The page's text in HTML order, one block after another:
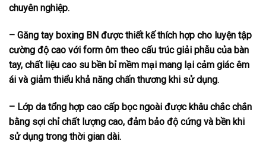
chuyên nghiệp.
– Găng tay boxing BN được thiết kế thích hợp cho luyện tập
cường độ cao với form ôm theo cấu trúc giải phẫu của bàn
tay, chất liệu cao su bền bỉ mềm mại mang lại cảm giác êm
ái và giảm thiểu khả năng chấn thương khi sử dụng.
– Lớp da tổng hợp cao cấp bọc ngoài được khâu chắc chắn
bằng sợi chỉ chất lượng cao, đảm bảo độ cứng và bền khi
sử dụng trong thời gian dài.